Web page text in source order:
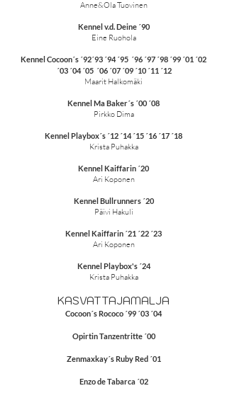
Anne&Ola Tuovinen
Kennel v.d. Deine ´90
Eine Ruohola
Kennel Cocoon´s ´92´93 ´94 ´95 ´96 ´97 ´98 ´99 ´01 ´02
´03 ´04 ´05 ´06 ´07 ´09 ´10 ´11 ´12
Maarit Halkomäki
Kennel Ma Baker´s ´00 ´08
Pirkko Dima
Kennel Playbox´s ´12 ´14 ´15 ´16 ´17 ´18
Krista Puhakka
Kennel Kaiffarin ´20
Ari Koponen
Kennel Bullrunners ´20
Päivi Hakuli
Kennel Kaiffarin ´21 ´22 ´23
Ari Koponen
Kennel Playbox's ´24
Krista Puhakka
KASVATTAJAMALJA
Cocoon´s Rococo ´99 ´03 ´04
Opirtin Tanzentritte ´00
Zenmaxkay´s Ruby Red ´01
Enzo de Tabarca ´02